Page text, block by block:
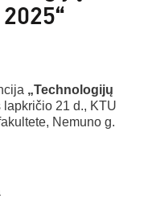
„Technologijų
lapkričio 21 d., KTU
Nemuno g.